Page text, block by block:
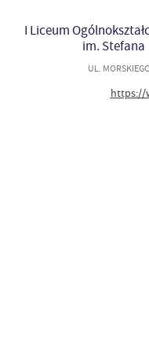
I Liceum
im.
UL.
https://